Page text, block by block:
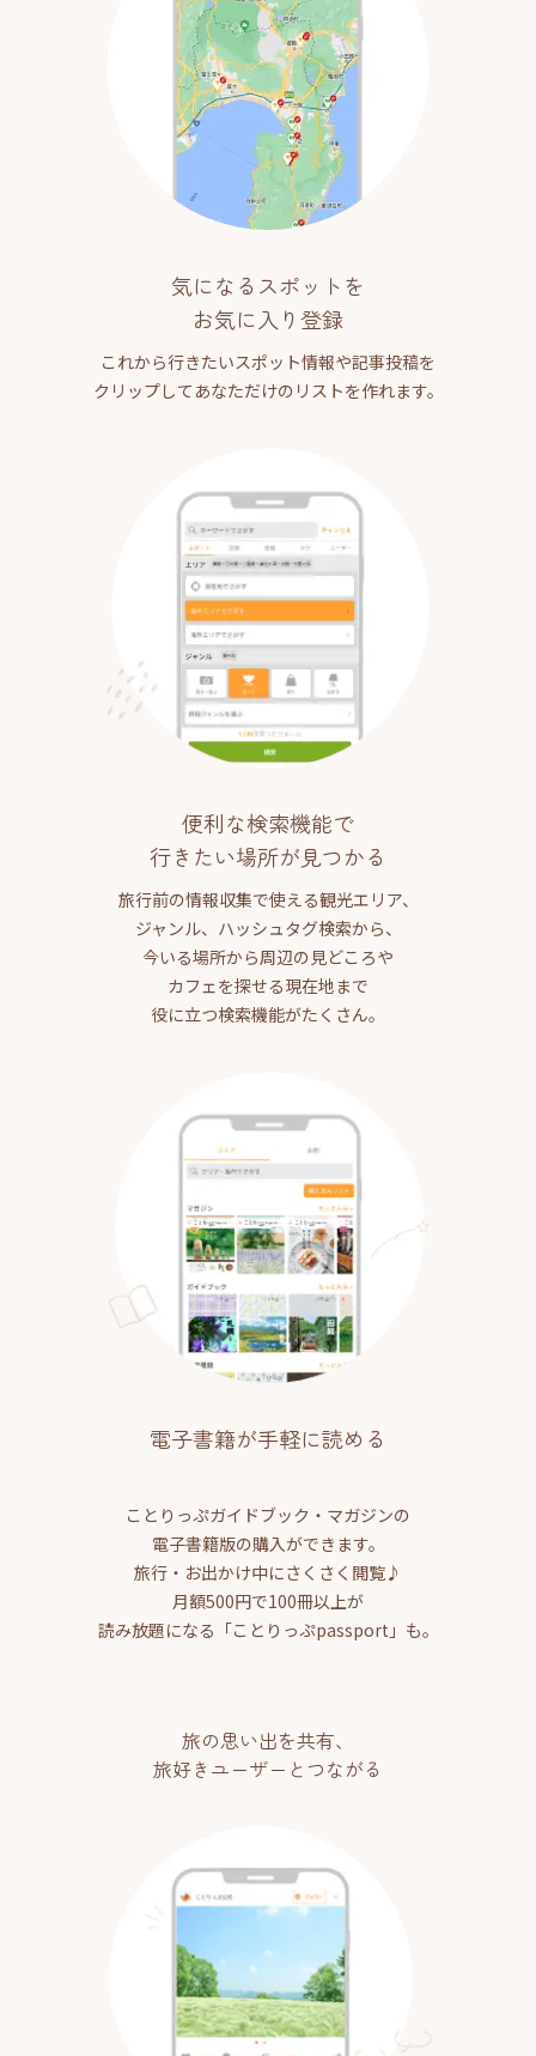
気になるスポットを
お気に入り登録
これから行きたいスポット情報や記事投稿を
クリップしてあなただけのリストを作れます。
便利な検索機能で
行きたい場所が見つかる
旅行前の情報収集で使える観光エリア、
ジャンル、ハッシュタグ検索から、
今いる場所から周辺の見どころや
カフェを探せる現在地まで
役に立つ検索機能がたくさん。
電子書籍が手軽に読める
ことりっぷガイドブック・マガジンの
電子書籍版の購入ができます。
旅行・お出かけ中にさくさく閲覧♪
月額500円で100冊以上が
読み放題になる「ことりっぷpassport」も。
旅の思い出を共有、
旅好きユーザーとつながる